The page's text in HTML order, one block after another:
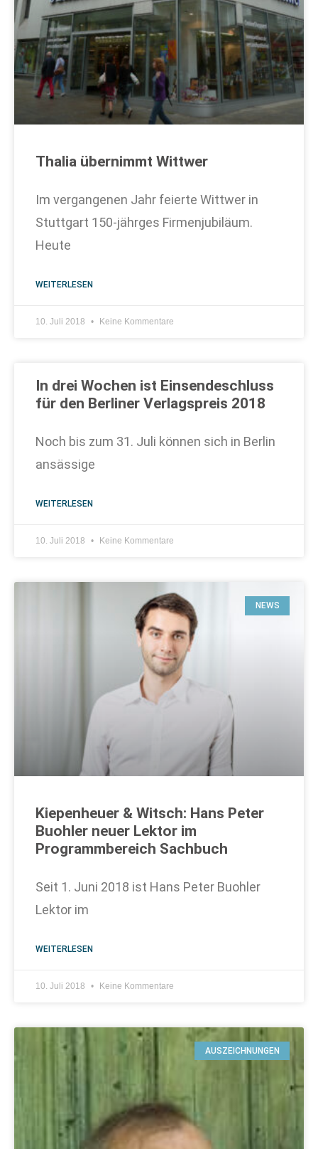
Thalia übernimmt Wittwer
Im vergangenen Jahr feierte Wittwer in
Stuttgart 150-jährges Firmenjubiläum.
Heute
WEITERLESEN
10. Juli 2018 Keine Kommentare
In drei Wochen ist Einsendeschluss
für den Berliner Verlagspreis 2018
Noch bis zum 31. Juli können sich in Berlin
ansässige
WEITERLESEN
10. Juli 2018 Keine Kommentare
NEWS
Kiepenheuer & Witsch: Hans Peter
Buohler neuer Lektor im
Programmbereich Sachbuch
Seit 1. Juni 2018 ist Hans Peter Buohler
Lektor im
WEITERLESEN
10. Juli 2018 Keine Kommentare
AUSZEICHNUNGEN